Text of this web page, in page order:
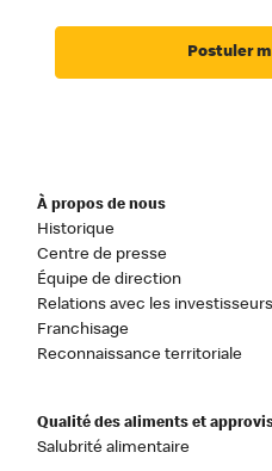
Postuler
À propos de nous
Historique
Centre de presse
Équipe de direction
Relations avec les investisseurs
Franchisage
Reconnaissance territoriale
Qualité des aliments et
Salubrité alimentaire